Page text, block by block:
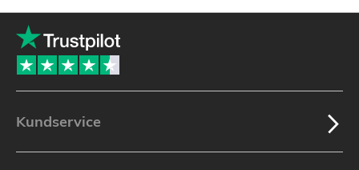
Kundservice